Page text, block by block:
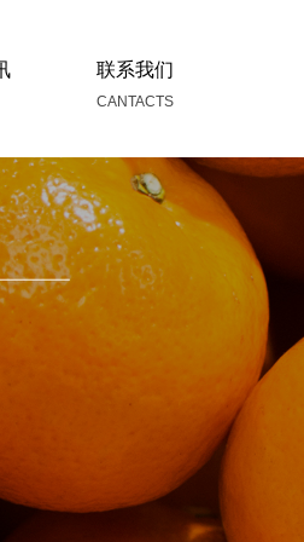
联系我们
CANTACTS